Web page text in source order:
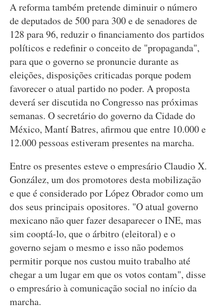
A reforma também pretende diminuir o número
de deputados de 500 para 300 e de senadores de
128 para 96, reduzir o financiamento dos partidos
políticos e redefinir o conceito de "propaganda",
para que o governo se pronuncie durante as
eleições, disposições criticadas porque podem
favorecer o atual partido no poder. A proposta
deverá ser discutida no Congresso nas próximas
semanas. O secretário do governo da Cidade do
México, Mantí Batres, afirmou que entre 10.000 e
12.000 pessoas estiveram presentes na marcha.
Entre os presentes esteve o empresário Claudio X.
González, um dos promotores desta mobilização
e que é considerado por López Obrador como um
dos seus principais opositores. "O atual governo
mexicano não quer fazer desaparecer o INE, mas
sim cooptá-lo, que o árbitro (eleitoral) e o
governo sejam o mesmo e isso não podemos
permitir porque nos custou muito trabalho até
chegar a um lugar em que os votos contam", disse
o empresário à comunicação social no início da
marcha.